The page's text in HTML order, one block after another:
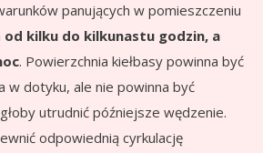
panujących w pomieszczeniu
od kilku do kilkunastu godzin, a
. Powierzchnia kiełbasy powinna być
w dotyku, ale nie powinna być
utrudnić późniejsze wędzenie.
odpowiednią cyrkulację